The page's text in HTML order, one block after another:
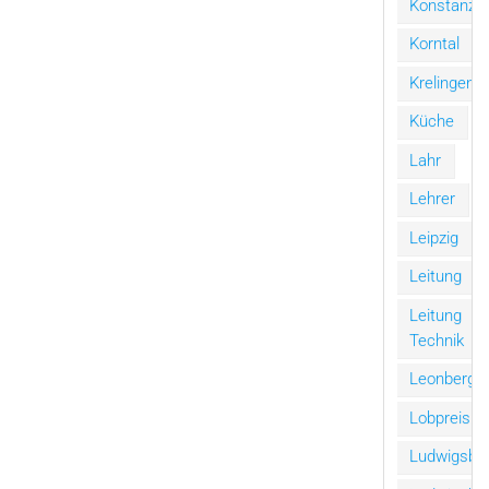
Konstanz
Korntal
Krelingen
Küche
Lahr
Lehrer
Leipzig
Leitung
Leitung
Technik
Leonberg
Lobpreis